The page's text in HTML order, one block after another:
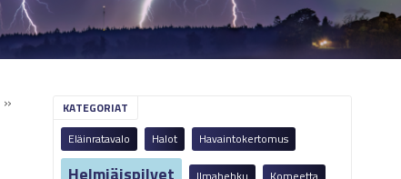
KATEGORIAT
Eläinratavalo
Halot Havaintokertomus
Helmiäispilvet
»